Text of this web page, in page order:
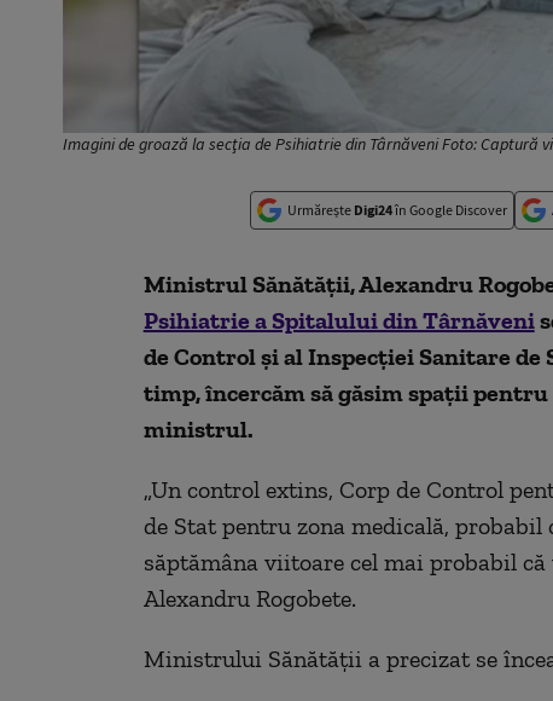
Imagini de groază la secţia de Psihiatrie din Târnăveni Foto: Captură
Urmărește Digi24în Google Discover
Ministrul Sănătăţii, Alexandru
Psihiatrie a Spitalului din Târnăveni
de Control şi al Inspecţiei Sanitare de
timp, încercăm să găsim spaţii
ministrul.
„Un control extins, Corp de Control
de Stat pentru zona medicală,
săptămâna viitoare cel mai probabil că
Alexandru Rogobete.
Ministrului Sănătăţii a precizat se